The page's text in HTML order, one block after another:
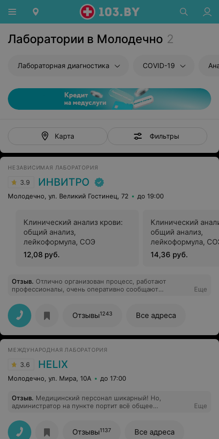
Лаборатории в Молодечно 2
Лабораторная диагностика COVID-19
Карта Фильтры
НЕЗАВИСИМАЯ ЛАБОРАТОРИЯ
3.9 ИНВИТРО
Молодечно, ул. Великий Гостинец, 72 до 19:00
Клинический анализ крови:
общий анализ,
лейкоформула, СОЭ
12,08 руб.
Клинический
общий анализ,
лейкоформула,
обязательной
микроскопией
14,36 руб.
Отзыв. Отлично организован процесс, работают
профессионалы, очень оперативно сообщают
Еще
Отзывы1243 Все адреса
МЕЖДУНАРОДНАЯ ЛАБОРАТОРИЯ
3.6 HELIX
Молодечно, ул. Мира, 10А до 17:00
Отзыв. Медицинский персонал шикарный! Но,
администратор на пункте портит всё общее
до свидания. Улыбки нет от слова вообще. Если, что то
спросишь, она ничего не знает. Последний раз, когда я
была в лаборатории, я вместо администратора
Еще
Отзывы1137 Все адреса